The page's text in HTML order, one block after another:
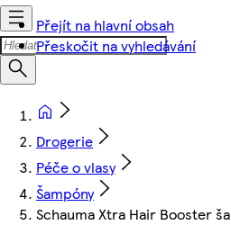
Přejít na hlavní obsah
Přeskočit na vyhledávání
Drogerie
Péče o vlasy
Šampóny
Schauma Xtra Hair Booster